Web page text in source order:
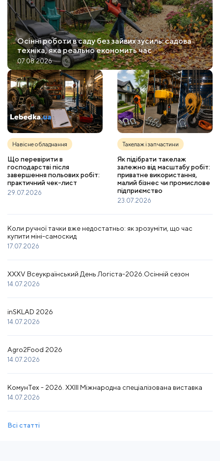
Осінні роботи в саду без зайвих зусиль: садова
техніка, яка реально економить час
07.08.2026
Навісне обладнання
Що перевірити в
господарстві після
завершення польових робіт:
практичний чек-лист
29.07.2026
Такелаж і запчастини
Як підібрати такелаж
залежно від масштабу робіт:
приватне використання,
малий бізнес чи промислове
підприємство
23.07.2026
Коли ручної тачки вже недостатньо: як зрозуміти, що час
купити міні-самоскид
17.07.2026
XXXV Всеукраїнський День Логіста-2026.Осінній сезон
14.07.2026
inSKLAD 2026
14.07.2026
Agro2Food 2026
14.07.2026
КомунТех - 2026. XXIII Міжнародна спеціалізована виставка
14.07.2026
Всі статті